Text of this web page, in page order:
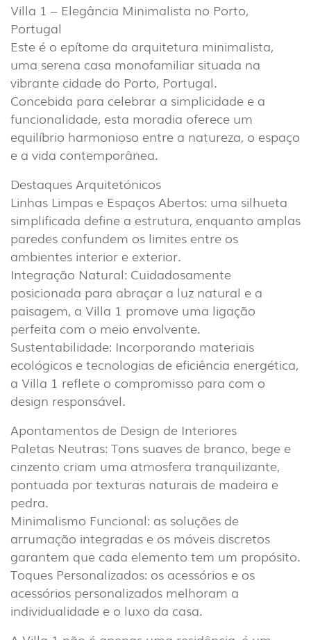
INTERIOR (86)
EXTERIOR (22)
INDUSTRIAL (7)
DOWNLOADS
PROJETOS
INFORMAÇÃO LEGAL
A EXPORLUX
Villa 1 – Elegância Minimalista no Porto,
Portugal
Este é o epítome da arquitetura minimalista,
uma serena casa monofamiliar situada na
vibrante cidade do Porto, Portugal.
Concebida para celebrar a simplicidade e a
funcionalidade, esta moradia oferece um
equilíbrio harmonioso entre a natureza, o espaço
e a vida contemporânea.
Destaques Arquitetónicos
Linhas Limpas e Espaços Abertos: uma silhueta
simplificada define a estrutura, enquanto amplas
paredes confundem os limites entre os
ambientes interior e exterior.
Integração Natural: Cuidadosamente
posicionada para abraçar a luz natural e a
paisagem, a Villa 1 promove uma ligação
perfeita com o meio envolvente.
Sustentabilidade: Incorporando materiais
ecológicos e tecnologias de eficiência energética,
a Villa 1 reflete o compromisso para com o
design responsável.
Apontamentos de Design de Interiores
Paletas Neutras: Tons suaves de branco, bege e
cinzento criam uma atmosfera tranquilizante,
pontuada por texturas naturais de madeira e
pedra.
Minimalismo Funcional: as soluções de
arrumação integradas e os móveis discretos
garantem que cada elemento tem um propósito.
Toques Personalizados: os acessórios e os
acessórios personalizados melhoram a
individualidade e o luxo da casa.